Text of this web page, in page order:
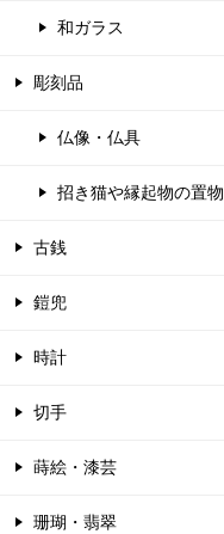
和ガラス
彫刻品
仏像・仏具
招き猫や縁起物の置物
古銭
鎧兜
時計
切手
蒔絵・漆芸
珊瑚・翡翠